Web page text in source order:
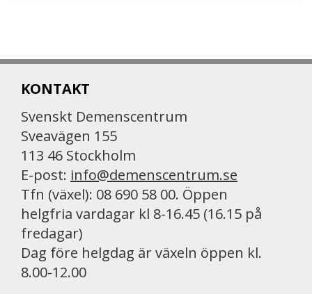
KONTAKT
Svenskt Demenscentrum
Sveavägen 155
113 46 Stockholm
E-post: info@demenscentrum.se
Tfn (växel): 08 690 58 00. Öppen
helgfria vardagar kl 8-16.45 (16.15 på
fredagar)
Dag före helgdag är växeln öppen kl.
8.00-12.00